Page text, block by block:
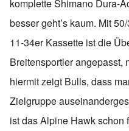
komplette Shimano Dura-
besser geht’s kaum. Mit
11-34er Kassette ist die
Breitensportler angepasst,
hiermit zeigt Bulls, dass
Zielgruppe
ist das Alpine Hawk schon